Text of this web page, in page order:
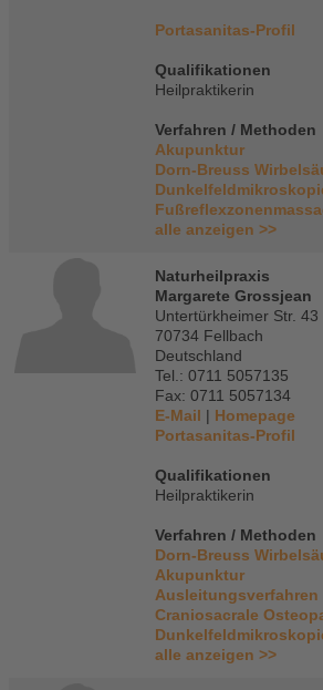
Portasanitas-Profil
Qualifikationen
Heilpraktikerin
Verfahren / Methoden
Akupunktur
Dorn-Breuss
alle anzeigen >>
Naturheilpraxis
Margarete Grossjean
Untertürkheimer Str. 43
70734 Fellbach
Deutschland
Tel.: 0711 5057135
Fax: 0711 5057134
E-Mail | Homepage
Portasanitas-Profil
Qualifikationen
Heilpraktikerin
Verfahren / Methoden
Dorn-Breuss
Akupunktur
Ausleitungsverfahren
Craniosacrale
alle anzeigen >>